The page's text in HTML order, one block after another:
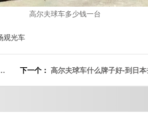
高尔夫球车多少钱一台
观光车
下一个： 高尔夫球车什么牌子好-到日